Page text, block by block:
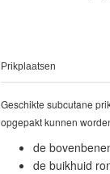
Prikplaatsen
Geschikte subcutane
opgepakt kunnen
de
de buikhuid